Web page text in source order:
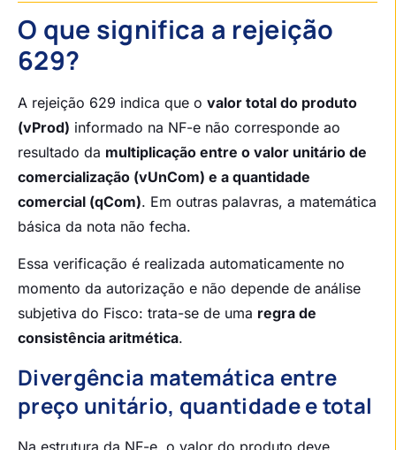
O que significa a rejeição
629?
A rejeição 629 indica que o valor total do produto
(vProd) informado na NF-e não corresponde ao
resultado da multiplicação entre o valor unitário de
comercialização (vUnCom) e a quantidade
comercial (qCom). Em outras palavras, a matemática
básica da nota não fecha.
Essa verificação é realizada automaticamente no
momento da autorização e não depende de análise
subjetiva do Fisco: trata-se de uma regra de
consistência aritmética.
Divergência matemática entre
preço unitário, quantidade e total
Na estrutura da NF-e, o valor do produto deve